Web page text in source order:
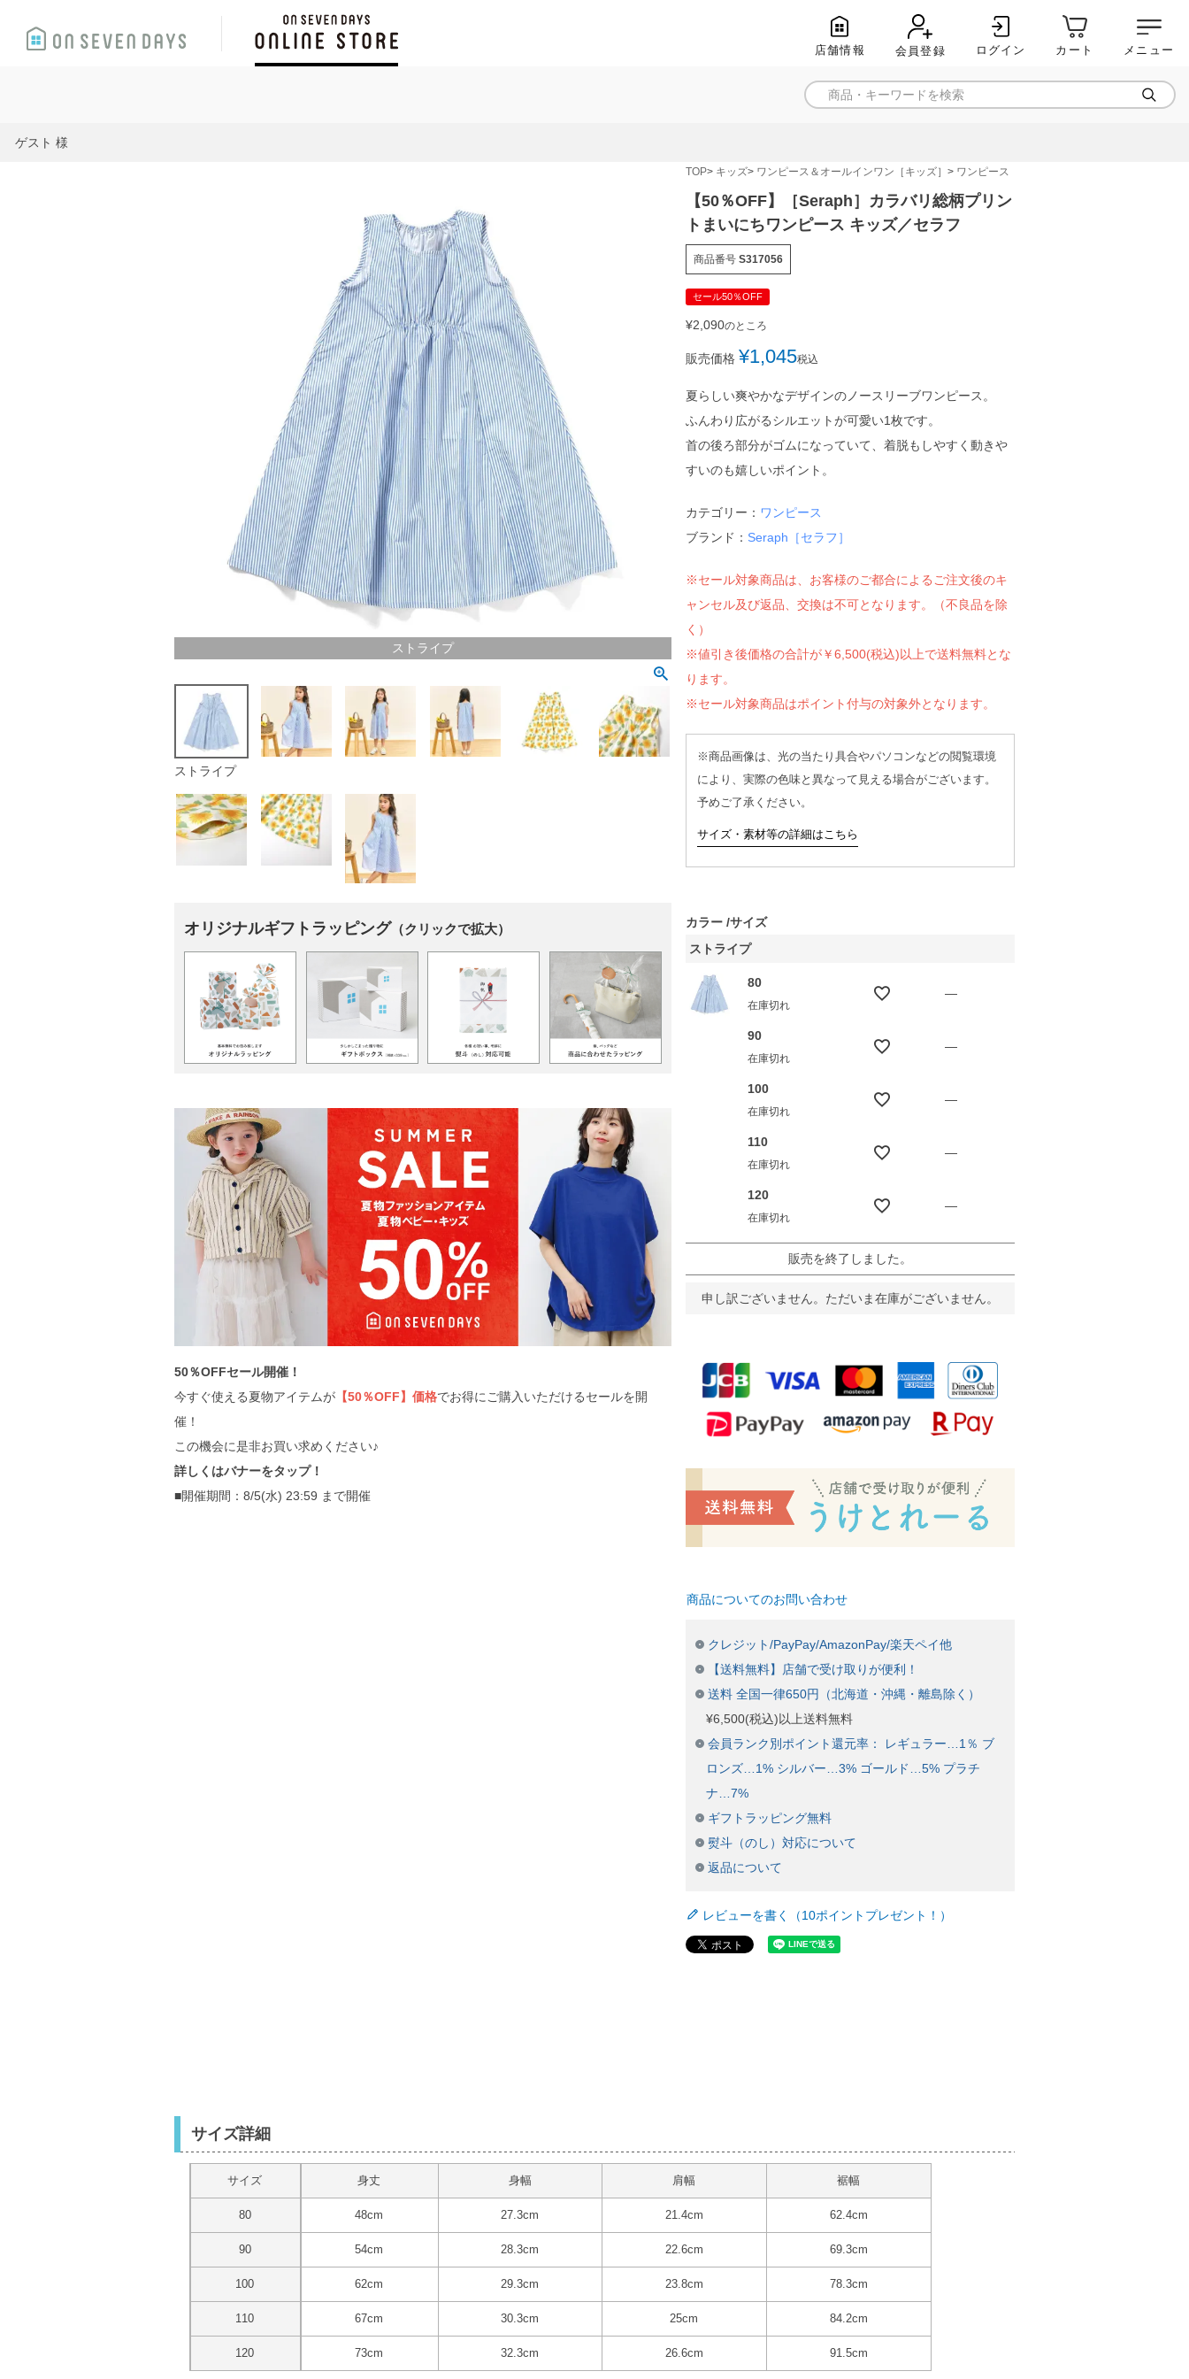
店舗情報 会員登録 ログイン カート メニュー
ゲスト 様
ストライプ
ストライプ
オリジナルギフトラッピング（クリックで拡大）
50％OFFセール開催！
今すぐ使える夏物アイテムが 【50％OFF】価格でお得にご購入いただけるセールを開
催！
この機会に是非お買い求めください♪
詳しくはバナーをタップ！
■開催期間：8/5(水) 23:59 まで開催
TOP キッズ ワンピース＆オールインワン［キッズ］ ワンピース
【50％OFF】［Seraph］カラバリ総柄プリン
トまいにちワンピース キッズ／セラフ
商品番号 S317056
セール50％OFF
¥2,090のところ
販売価格 ¥1,045税込
夏らしい爽やかなデザインのノースリーブワンピース。
ふんわり広がるシルエットが可愛い1枚です。
首の後ろ部分がゴムになっていて、着脱もしやすく動きや
すいのも嬉しいポイント。
カテゴリー： ワンピース
ブランド： Seraph［セラフ］
※セール対象商品は、お客様のご都合によるご注文後のキ
ャンセル及び返品、交換は不可となります。（不良品を除
く）
※値引き後価格の合計が￥6,500(税込)以上で送料無料とな
ります。
※セール対象商品はポイント付与の対象外となります。
※商品画像は、光の当たり具合やパソコンなどの閲覧環境
により、実際の色味と異なって見える場合がございます。
予めご了承ください。
サイズ・素材等の詳細はこちら
カラー サイズ
ストライプ
80
在庫切れ
—
90
在庫切れ
—
100
在庫切れ
—
110
在庫切れ
—
120
在庫切れ
—
販売を終了しました。
申し訳ございません。ただいま在庫がございません。
商品についてのお問い合わせ
クレジット/PayPay/AmazonPay/楽天ペイ他
【送料無料】店舗で受け取りが便利！
送料 全国一律650円（北海道・沖縄・離島除く）
¥6,500(税込)以上送料無料
会員ランク別ポイント還元率： レギュラー…1％ ブ
ロンズ…1% シルバー…3% ゴールド…5% プラチ
ナ…7%
ギフトラッピング無料
熨斗（のし）対応について
返品について
レビューを書く（10ポイントプレゼント！）
サイズ詳細
サイズ 身丈 身幅 肩幅 裾幅
80 48cm 27.3cm 21.4cm 62.4cm
90 54cm 28.3cm 22.6cm 69.3cm
100 62cm 29.3cm 23.8cm 78.3cm
110 67cm 30.3cm 25cm 84.2cm
120 73cm 32.3cm 26.6cm 91.5cm